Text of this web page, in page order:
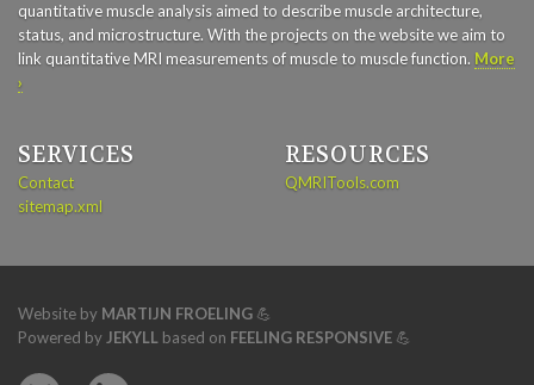
quantitative muscle analysis aimed to describe muscle architecture,
status, and microstructure. With the projects on the website we aim to
link quantitative MRI measurements of muscle to muscle function. More
›
SERVICES
Contact
sitemap.xml
RESOURCES
QMRITools.com
Website by MARTIJN FROELING 💪
Powered by JEKYLL based on FEELING RESPONSIVE 💪